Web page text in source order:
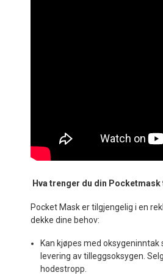
Hva trenger du din Pocketmask
Pocket Mask er tilgjengelig i en
dekke dine behov:
Kan kjøpes med
levering av tilleggsoksygen.
hodestropp.